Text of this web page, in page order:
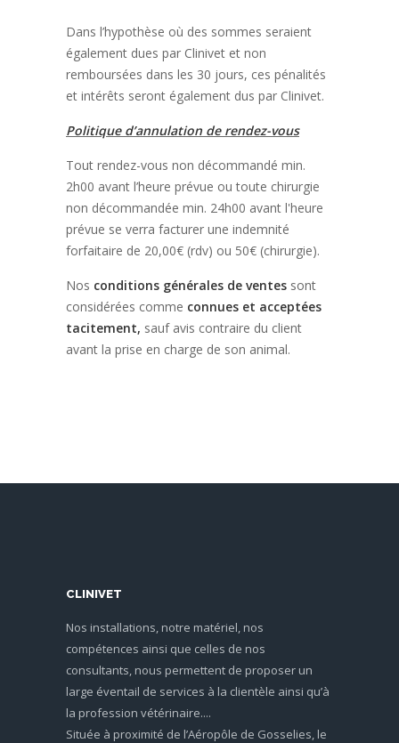
Dans l’hypothèse où des sommes seraient
également dues par Clinivet et non
remboursées dans les 30 jours, ces pénalités
et intérêts seront également dus par Clinivet.
Politique d’annulation de rendez-vous
Tout rendez-vous non décommandé min.
2h00 avant l’heure prévue ou toute chirurgie
non décommandée min. 24h00 avant l'heure
prévue se verra facturer une indemnité
forfaitaire de 20,00€ (rdv) ou 50€ (chirurgie).
Nos conditions générales de ventes sont
considérées comme connues et acceptées
tacitement, sauf avis contraire du client
avant la prise en charge de son animal.
CLINIVET
Nos installations, notre matériel, nos
compétences ainsi que celles de nos
consultants, nous permettent de proposer un
large éventail de services à la clientèle ainsi qu’à
la profession vétérinaire....
Située à proximité de l’Aéropôle de Gosselies, le